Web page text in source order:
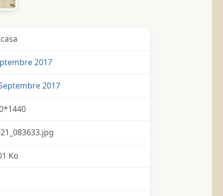
2017
2017
Ko